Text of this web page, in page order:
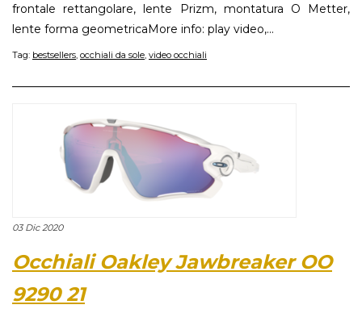
frontale rettangolare, lente Prizm, montatura O Metter,
lente forma geometricaMore info: play video,...
Tag: bestsellers occhiali da sole video occhiali
03 Dic 2020
Occhiali Oakley Jawbreaker OO
9290 21